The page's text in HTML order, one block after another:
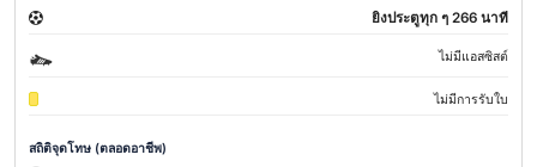
ยิงประตูทุก ๆ 266 นาที
ไม่มีแอสซิสต์
ไม่มีการรับใบ
สถิติจุดโทษ (ตลอดอาชีพ)